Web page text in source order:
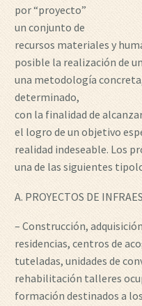
por “proyecto”
un conjunto de
recursos materiales y
posible la realización de
una metodología
determinado,
con la finalidad de
el logro de un objetivo
realidad indeseable. Los
una de las siguientes
A. PROYECTOS DE
– Construcción,
residencias, centros de
tuteladas, unidades de
rehabilitación talleres
formación destinados a